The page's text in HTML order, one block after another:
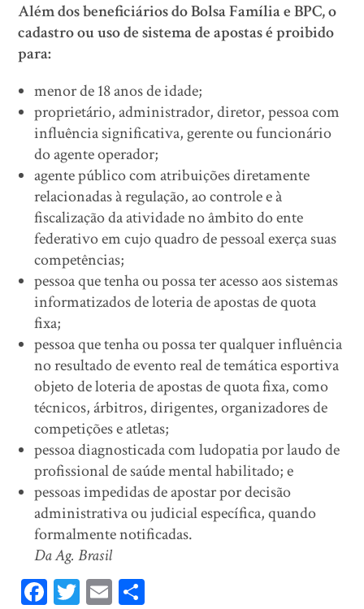
Além dos beneficiários do Bolsa Família e BPC, o
cadastro ou uso de sistema de apostas é proibido
para:
menor de 18 anos de idade;
proprietário, administrador, diretor, pessoa com
influência significativa, gerente ou funcionário
do agente operador;
agente público com atribuições diretamente
relacionadas à regulação, ao controle e à
fiscalização da atividade no âmbito do ente
federativo em cujo quadro de pessoal exerça suas
competências;
pessoa que tenha ou possa ter acesso aos sistemas
informatizados de loteria de apostas de quota
fixa;
pessoa que tenha ou possa ter qualquer influência
no resultado de evento real de temática esportiva
objeto de loteria de apostas de quota fixa, como
técnicos, árbitros, dirigentes, organizadores de
competições e atletas;
pessoa diagnosticada com ludopatia por laudo de
profissional de saúde mental habilitado; e
pessoas impedidas de apostar por decisão
administrativa ou judicial específica, quando
formalmente notificadas.
Da Ag. Brasil
Fa T E